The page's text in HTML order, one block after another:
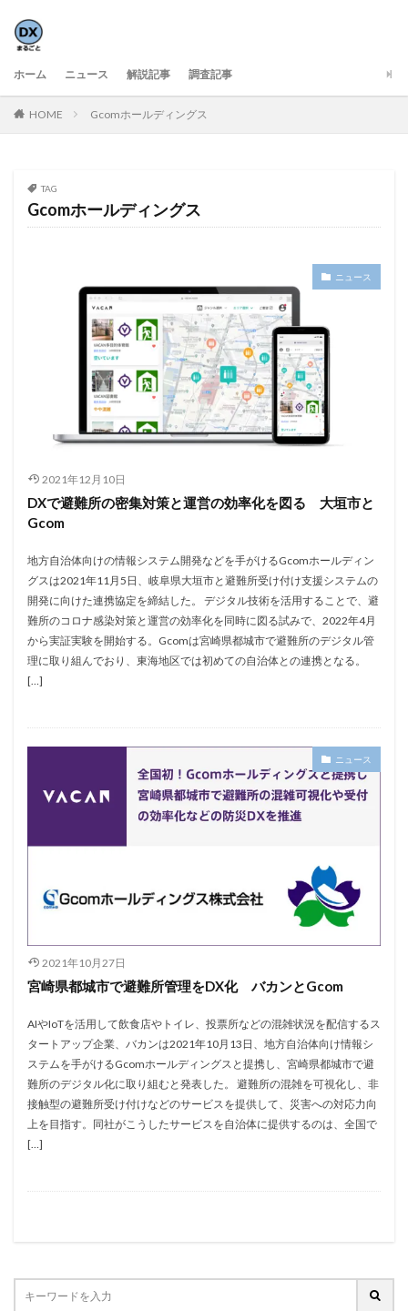
ホーム ニュース 解説記事 調査記事
HOME Gcomホールディングス
TAG
Gcomホールディングス
ニュース
2021年12月10日
DXで避難所の密集対策と運営の効率化を図る 大垣市と
Gcom
地方自治体向けの情報システム開発などを手がけるGcomホールディン
グスは2021年11月5日、岐阜県大垣市と避難所受け付け支援システムの
開発に向けた連携協定を締結した。 デジタル技術を活用することで、避
難所のコロナ感染対策と運営の効率化を同時に図る試みで、2022年4月
から実証実験を開始する。Gcomは宮崎県都城市で避難所のデジタル管
理に取り組んでおり、東海地区では初めての自治体との連携となる。
[…]
ニュース
2021年10月27日
宮崎県都城市で避難所管理をDX化 バカンとGcom
AIやIoTを活用して飲食店やトイレ、投票所などの混雑状況を配信するス
タートアップ企業、バカンは2021年10月13日、地方自治体向け情報シ
ステムを手がけるGcomホールディングスと提携し、宮崎県都城市で避
難所のデジタル化に取り組むと発表した。 避難所の混雑を可視化し、非
接触型の避難所受け付けなどのサービスを提供して、災害への対応力向
上を目指す。同社がこうしたサービスを自治体に提供するのは、全国で
[…]